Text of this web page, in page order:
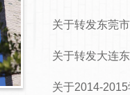
关于转发东莞
关于转发大连
关于2014-